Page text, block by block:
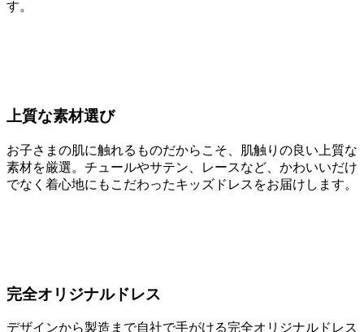
す。
上質な素材選び
お子さまの肌に触れるものだからこそ、肌触りの良い上質な
素材を厳選。チュールやサテン、レースなど、かわいいだけ
でなく着心地にもこだわったキッズドレスをお届けします。
完全オリジナルドレス
デザインから製造まで自社で手がける完全オリジナルドレス